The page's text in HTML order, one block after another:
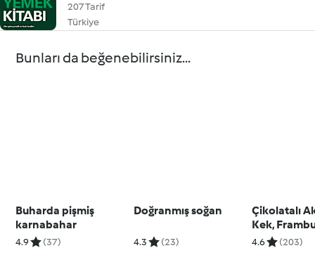
207 Tarif
Türkiye
Bunları da beğenebilirsiniz...
Buharda pişmiş
karnabahar
4.9 (37)
Doğranmış soğan
4.3 (23)
Çikolatalı
Kek,
Pratik
4.6 (203)